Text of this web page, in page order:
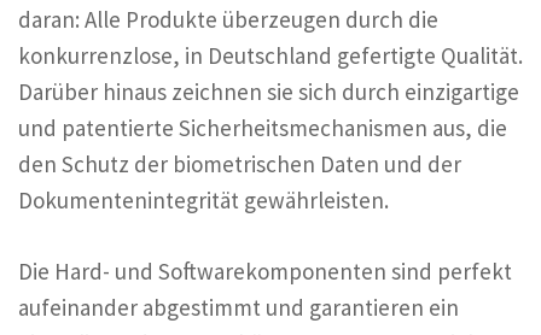
daran: Alle Produkte überzeugen durch die
konkurrenzlose, in Deutschland gefertigte Qualität.
Darüber hinaus zeichnen sie sich durch einzigartige
und patentierte Sicherheitsmechanismen aus, die
den Schutz der biometrischen Daten und der
Dokumentenintegrität gewährleisten.
Die Hard- und Softwarekomponenten sind perfekt
aufeinander abgestimmt und garantieren ein